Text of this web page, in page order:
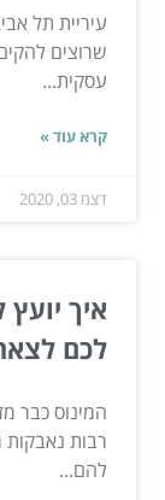
עיריית תל
שרוצים
עסקית...
קרא עוד »
דצמ 03, 2020
איך
לכם
המינוס כבר
רבות נאבקות
להם...